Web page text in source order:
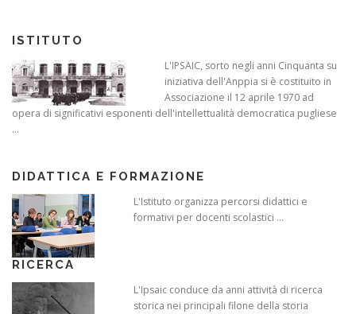
ISTITUTO
L'IPSAIC, sorto negli anni Cinquanta su
iniziativa dell'Anppia si è costituito in
Associazione il 12 aprile 1970 ad
opera di significativi esponenti dell'intellettualità democratica pugliese
...
DIDATTICA E FORMAZIONE
L'Istituto organizza percorsi didattici e
formativi per docenti scolastici ...
RICERCA
L'Ipsaic conduce da anni attività di ricerca
storica nei principali filone della storia